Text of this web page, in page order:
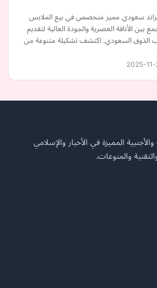
براند سعودي مميز متخصص في بيع الملابس
بين الأناقة العصرية والجودة العالية لتقديم
الذوق السعودي. اكتشف تشكيلة متنوعة من
2025-11-
المميزة في الأخبار والإسلامي
والمنوعات.